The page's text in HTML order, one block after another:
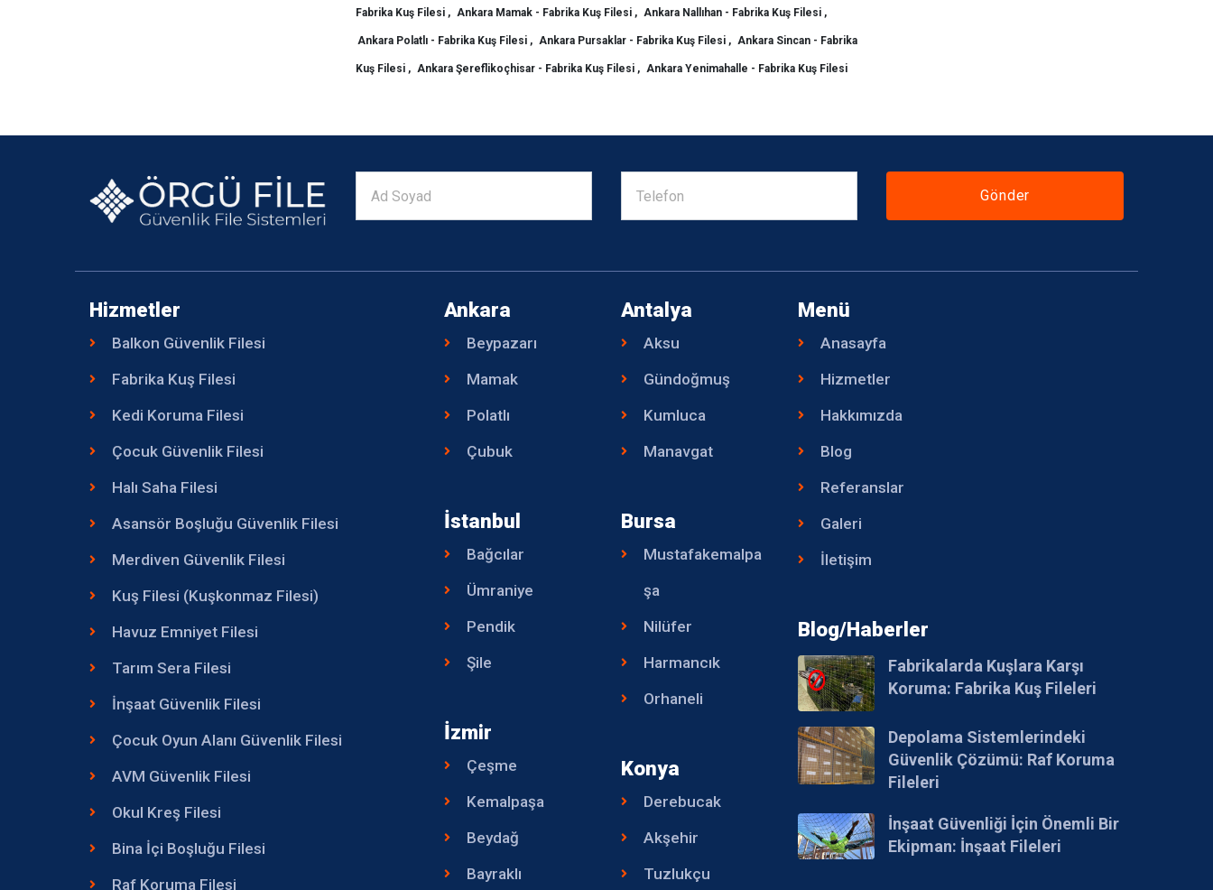
Fabrika Kuş Filesi , Ankara Mamak - Fabrika Kuş Filesi , Ankara Nallıhan - Fabrika Kuş Filesi ,
Ankara Polatlı - Fabrika Kuş Filesi , Ankara Pursaklar - Fabrika Kuş Filesi , Ankara Sincan - Fabrika
Kuş Filesi , Ankara Şereflikoçhisar - Fabrika Kuş Filesi , Ankara Yenimahalle - Fabrika Kuş Filesi
Gönder
Hizmetler
Balkon Güvenlik Filesi
Fabrika Kuş Filesi
Kedi Koruma Filesi
Çocuk Güvenlik Filesi
Halı Saha Filesi
Asansör Boşluğu Güvenlik Filesi
Merdiven Güvenlik Filesi
Kuş Filesi (Kuşkonmaz Filesi)
Havuz Emniyet Filesi
Tarım Sera Filesi
İnşaat Güvenlik Filesi
Çocuk Oyun Alanı Güvenlik Filesi
AVM Güvenlik Filesi
Okul Kreş Filesi
Bina İçi Boşluğu Filesi
Raf Koruma Filesi
Ankara
Beypazarı
Mamak
Polatlı
Çubuk
İstanbul
Bağcılar
Ümraniye
Pendik
Şile
İzmir
Çeşme
Kemalpaşa
Beydağ
Bayraklı
Antalya
Aksu
Gündoğmuş
Kumluca
Manavgat
Bursa
Mustafakemalpa
şa
Nilüfer
Harmancık
Orhaneli
Konya
Derebucak
Akşehir
Tuzlukçu
Menü
Anasayfa
Hizmetler
Hakkımızda
Blog
Referanslar
Galeri
İletişim
Blog/Haberler
Fabrikalarda Kuşlara Karşı
Koruma: Fabrika Kuş Fileleri
Depolama Sistemlerindeki
Güvenlik Çözümü: Raf Koruma
Fileleri
İnşaat Güvenliği İçin Önemli Bir
Ekipman: İnşaat Fileleri